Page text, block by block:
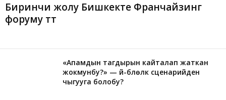
Биринчи жолу Бишкекте Франчайзинг
форуму өтөт
«Апамдын тагдырын кайталап жаткан
жокмунбу?» — үй-бүлөлүк сценарийден
чыгууга болобу?